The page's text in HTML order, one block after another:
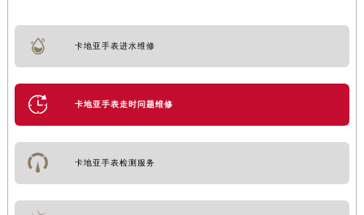
卡地亚手表进水维修
卡地亚手表走时问题维修
卡地亚手表检测服务